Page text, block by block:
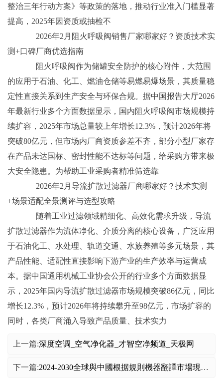
整治三年行动方案》等政策的落地，推动行业准入门槛显著
提高，2025年因资质或抽检不
2026年2月阻火呼吸阀销售厂家哪家好？资质技术实
测+口碑厂商优选指南
阻火呼吸阀作为储罐安全防护的核心附件，大范围
的应用于石油、化工、燃油仓储等易燃易爆场景，其质量稳
定性直接关系到生产安全与环保合规。据中国报告大厅2026
年最新行业多个方面数据显示，国内阻火呼吸阀市场规模持
续扩容，2025年市场总量较上年增长12.3%，预计2026年将
突破80亿元，但市场内厂商资质参差不齐，部分小型厂家存
在产品未达国标、密封性能不达标等问题，给采购方带来极
大安全隐患。为帮助工业采购者精准筛选靠
2026年2月导流扩散过滤器厂商哪家好？技术实测
+场景适配全景测评与选型攻略
随着工业过滤领域精细化、高效化需求升级，导流
扩散过滤器作为流体净化、介质分离的核心设备，广泛应用
于石油化工、水处理、轨道交通、水族养殖等多元场景，其
产品性能、适配性直接影响下游产业的生产效率与运营成
本。据中国通用机械工业协会公开的行业多个方面数据显
示，2025年国内导流扩散过滤器市场规模突破86亿元，同比
增长12.3%，预计2026年将持续攀升至98亿元，市场扩容的
同时，各类厂商涌入导致产品质量、技术实力
上一篇:深度空调_空气净化器_才智空净频道_天极网
下一篇:2024-2030全球與中國根据規則機器翻譯市場現狀及未來發展趨勢